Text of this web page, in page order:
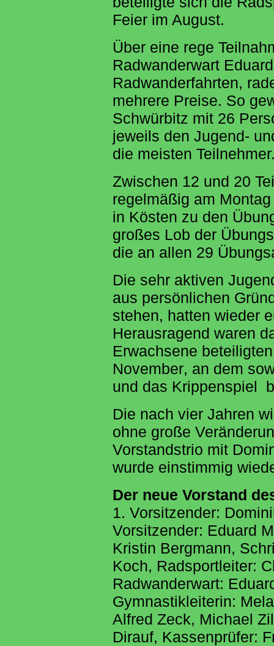
Feier im August.
Über eine rege
Radwanderwart
Radwanderfahrten,
mehrere Preise. So
Schwürbitz mit 26
jeweils den Jugend-
die meisten
Zwischen 12 und 20
regelmäßig am
in Kösten zu den
großes Lob der
die an allen 29
Die sehr aktiven
aus persönlichen
stehen, hatten wieder
Herausragend waren
Erwachsene
November, an dem
und das Krippenspiel
Die nach vier Jahren
ohne große
Vorstandstrio mit
wurde einstimmig
Der neue Vorstand
1. Vorsitzender:
Vorsitzender: Eduard
Kristin Bergmann,
Koch, Radsportleiter:
Radwanderwart:
Gymnastikleiterin:
Alfred Zeck, Michael
Dirauf, Kassenprüfer: